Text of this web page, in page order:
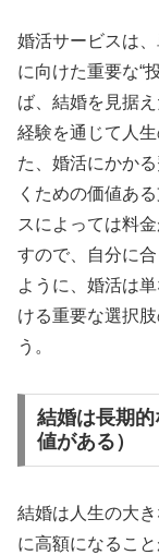
婚活サービスは
に向けた重要な“
ば、結婚を見据
経験を通じて人
た、婚活にかか
くための価値あ
スによっては料
すので、自分に
ように、婚活は
ける重要な選択
う。
結婚は長期
値がある）
結婚は人生の大
に高額になるこ